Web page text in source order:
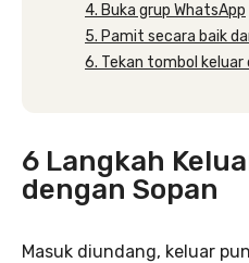
4. Buka grup WhatsApp
5. Pamit secara baik
6. Tekan tombol keluar
6 Langkah
dengan Sopan
Masuk diundang, keluar